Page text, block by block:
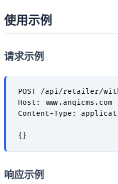
使用示例
请求示例
POST /api/retailer/
Host: www.anqicms.com
Content-Type:
响应示例